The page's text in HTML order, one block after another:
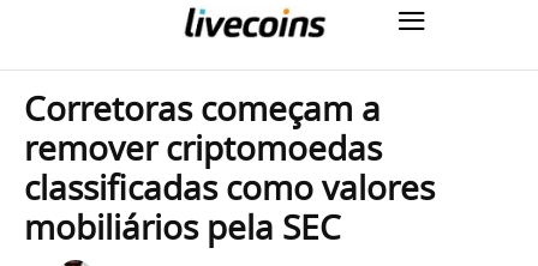
Corretoras começam a
remover criptomoedas
classificadas como valores
mobiliários pela SEC